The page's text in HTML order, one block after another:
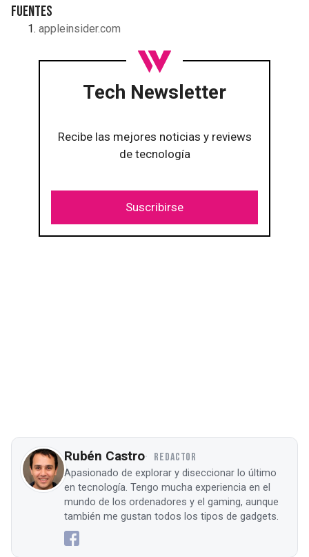
Fuentes
appleinsider.com
Tech Newsletter
Recibe las mejores noticias y reviews
de tecnología
Suscribirse
Rubén Castro REDACTOR
Apasionado de explorar y diseccionar lo último
en tecnología. Tengo mucha experiencia en el
mundo de los ordenadores y el gaming, aunque
también me gustan todos los tipos de gadgets.